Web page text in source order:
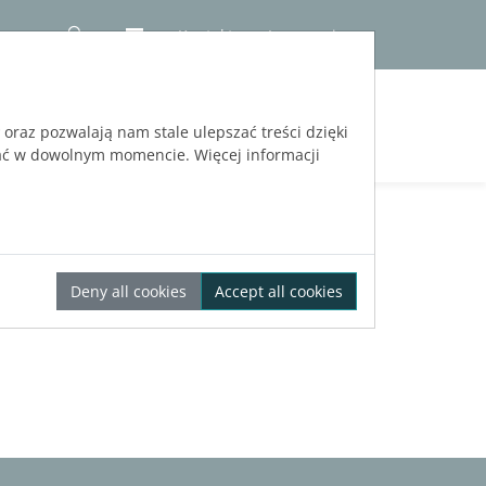
Kontakt
Logowanie
pozwalają nam stale ulepszać treści dzięki
w dowolnym momencie. Więcej informacji
Deny all cookies Accept all cookies